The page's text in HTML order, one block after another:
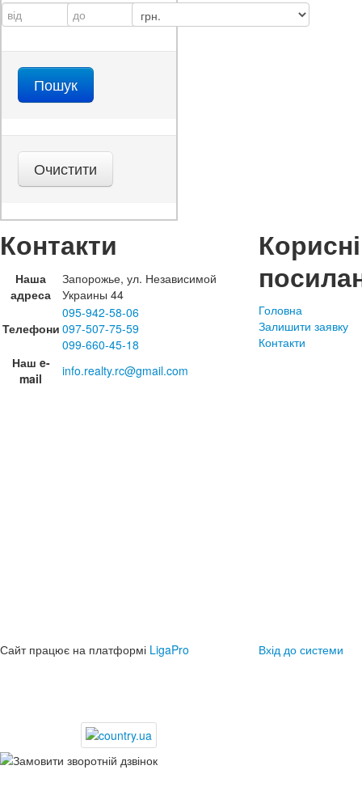
Контакти
Наша
адреса
Запорожье, ул. Независимой
Украины 44
Телефони
095-942-58-06
097-507-75-59
099-660-45-18
Наш e-
mail
info.realty.rc@gmail.com
Корисні
Головна
Залишити заявку
Контакти
Сайт працює на платформі LigaPro Вхід до системи